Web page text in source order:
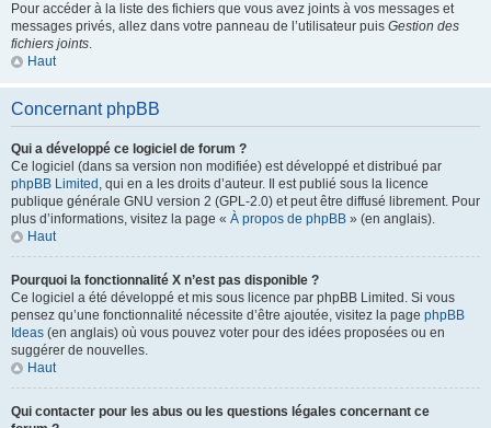
Pour accéder à la liste des fichiers que vous avez joints à vos messages et
messages privés, allez dans votre panneau de l’utilisateur puis Gestion des
fichiers joints.
Haut
Concernant phpBB
Qui a développé ce logiciel de forum ?
Ce logiciel (dans sa version non modifiée) est développé et distribué par
phpBB Limited , qui en a les droits d’auteur. Il est publié sous la licence
publique générale GNU version 2 (GPL-2.0) et peut être diffusé librement. Pour
plus d’informations, visitez la page « À propos de phpBB » (en anglais).
Haut
Pourquoi la fonctionnalité X n’est pas disponible ?
Ce logiciel a été développé et mis sous licence par phpBB Limited. Si vous
pensez qu’une fonctionnalité nécessite d’être ajoutée, visitez la page phpBB
Ideas (en anglais) où vous pouvez voter pour des idées proposées ou en
suggérer de nouvelles.
Haut
Qui contacter pour les abus ou les questions légales concernant ce